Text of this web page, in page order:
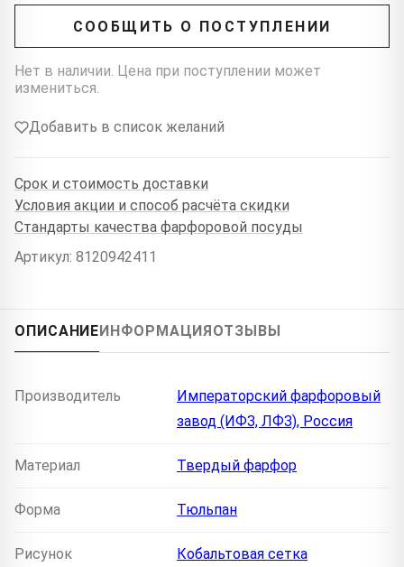
СООБЩИТЬ О ПОСТУПЛЕНИИ
Нет в наличии. Цена при поступлении может
измениться.
Добавить в список желаний
Срок и стоимость доставки
Условия акции и способ расчёта скидки
Стандарты качества фарфоровой посуды
Артикул: 8120942411
ОПИСАНИЕИНФОРМАЦИЯОТЗЫВЫ
Производитель
Императорский фарфоровый
завод (ИФЗ, ЛФЗ), Россия
Материал Твердый фарфор
Форма Тюльпан
Рисунок Кобальтовая сетка